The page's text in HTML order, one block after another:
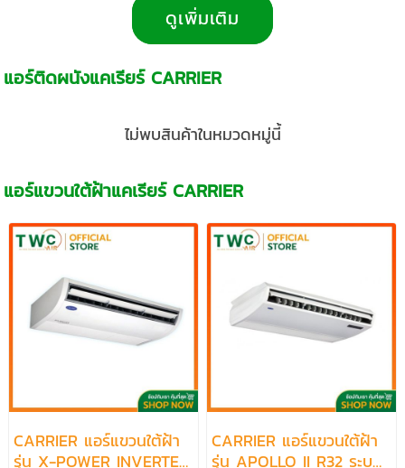
ดูเพิ่มเติม
แอร์ติดผนังแคเรียร์ CARRIER
ไม่พบสินค้าในหมวดหมู่นี้
แอร์แขวนใต้ฝ้าแคเรียร์ CARRIER
CARRIER แอร์แขวนใต้ฝ้า
รุ่น X-POWER INVERTER
CARRIER แอร์แขวนใต้ฝ้า
รุ่น APOLLO II R32 ระบบ